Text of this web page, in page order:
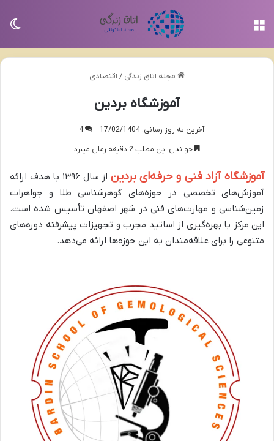
مجله اتاق زندگی / اقتصادی
آموزشگاه بردین
آخرین به روز رسانی: 17/02/1404
4
خواندن این مطلب 2 دقیقه زمان میبرد
آموزشگاه آزاد فنی و حرفه‌ای بردین
از سال ۱۳۹۶ با هدف ارائه
آموزش‌های تخصصی در حوزه‌های گوهرشناسی طلا و جواهرات
زمین‌شناسی و مهارت‌های فنی در شهر اصفهان تأسیس شده است.
این مرکز با بهره‌گیری از اساتید مجرب و تجهیزات پیشرفته دوره‌های
متنوعی را برای علاقه‌مندان به این حوزه‌ها ارائه می‌دهد.